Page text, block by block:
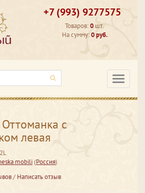
+7 (993) 9277575
Товаров:0 шт.
На сумму:0 руб.
с
левая
mobili(Россия)
/ Написать отзыв